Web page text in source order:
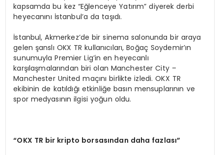
kapsamda bu kez “Eğlenceye Yatırım” diyerek derbi
heyecanını İstanbul’a da taşıdı.
İstanbul, Akmerkez’de bir sinema salonunda bir araya
gelen şanslı OKX TR kullanıcıları, Boğaç Soydemir’ın
sunumuyla Premier Lig’in en heyecanlı
karşılaşmalarından biri olan Manchester City –
Manchester United maçını birlikte izledi. OKX TR
ekibinin de katıldığı etkinliğe basın mensuplarının ve
spor medyasının ilgisi yoğun oldu.
“OKX TR bir kripto borsasından daha fazlası”